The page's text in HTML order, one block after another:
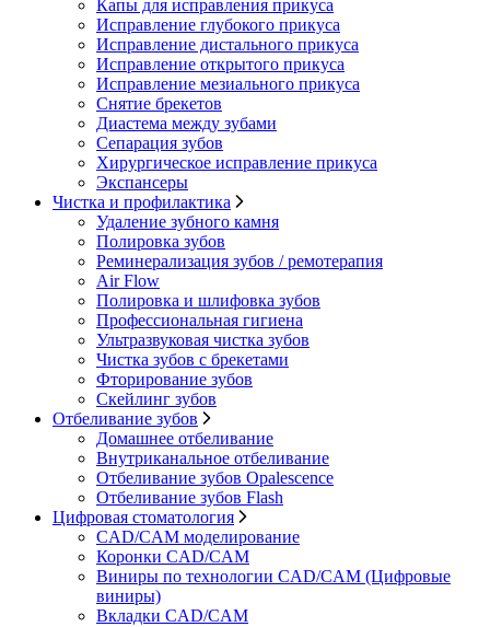
Капы для исправления прикуса
Исправление глубокого прикуса
Исправление дистального прикуса
Исправление открытого прикуса
Исправление мезиального прикуса
Снятие брекетов
Диастема между зубами
Сепарация зубов
Хирургическое исправление прикуса
Экспансеры
Чистка и профилактика
Удаление зубного камня
Полировка зубов
Реминерализация зубов / ремотерапия
Air Flow
Полировка и шлифовка зубов
Профессиональная гигиена
Ультразвуковая чистка зубов
Чистка зубов с брекетами
Фторирование зубов
Скейлинг зубов
Отбеливание зубов
Домашнее отбеливание
Внутриканальное отбеливание
Отбеливание зубов Opalescence
Отбеливание зубов Flash
Цифровая стоматология
CAD/CAM моделирование
Коронки CAD/CAM
Виниры по технологии CAD/CAM (Цифровые
виниры)
Вкладки CAD/CAM